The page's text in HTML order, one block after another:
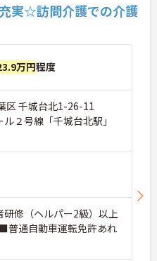
実☆訪問介護での介護
万円程度
区 千城台北1-26-11
２号線「千城台北駅」
修（ヘルパー2級）以上
通自動車運転免許あれ